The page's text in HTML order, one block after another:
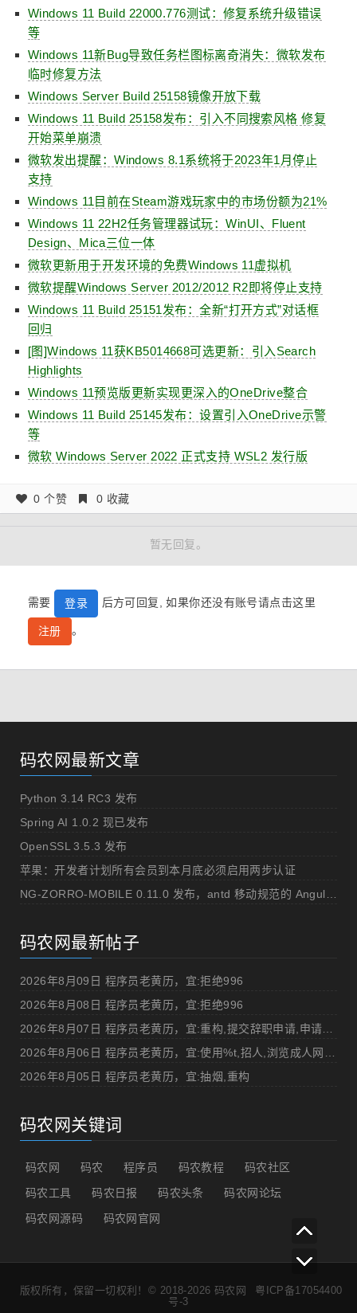
Windows 11 Build 22000.776测试：修复系统升级错误
等
Windows 11新Bug导致任务栏图标离奇消失：微软发布
临时修复方法
Windows Server Build 25158镜像开放下载
Windows 11 Build 25158发布：引入不同搜索风格 修复
开始菜单崩溃
微软发出提醒：Windows 8.1系统将于2023年1月停止
支持
Windows 11目前在Steam游戏玩家中的市场份额为21%
Windows 11 22H2任务管理器试玩：WinUI、Fluent
Design、Mica三位一体
微软更新用于开发环境的免费Windows 11虚拟机
微软提醒Windows Server 2012/2012 R2即将停止支持
Windows 11 Build 25151发布：全新“打开方式”对话框
回归
[图]Windows 11获KB5014668可选更新：引入Search
Highlights
Windows 11预览版更新实现更深入的OneDrive整合
Windows 11 Build 25145发布：设置引入OneDrive示警
等
微软 Windows Server 2022 正式支持 WSL2 发行版
0 个赞 0 收藏
暂无回复。
需要 登录 后方可回复, 如果你还没有账号请点击这里
注册 。
码农网最新文章
Python 3.14 RC3 发布
Spring AI 1.0.2 现已发布
OpenSSL 3.5.3 发布
苹果：开发者计划所有会员到本月底必须启用两步认证
码农网最新帖子
2026年8月09日 程序员老黄历，宜:拒绝996
2026年8月08日 程序员老黄历，宜:拒绝996
2026年8月05日 程序员老黄历，宜:抽烟,重构
码农网关键词
码农网 码农 程序员 码农教程
码农社区
码农工具
码农日报 码农头条
码农网论坛
码农网源码
码农网官网
版权所有，保留一切权利！© 2018-2026 码农网
粤ICP备17054400
号-3